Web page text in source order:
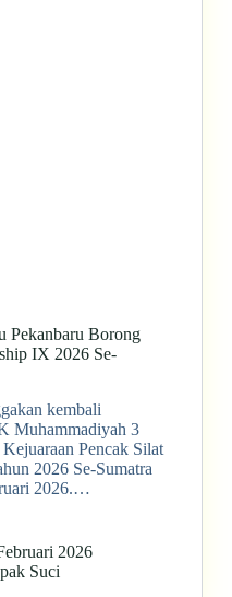
Pekanbaru Borong
IX 2026 Se-
kembali
Muhammadiyah 3
Pencak Silat
2026 Se-Sumatra
2026.…
2026
Suci